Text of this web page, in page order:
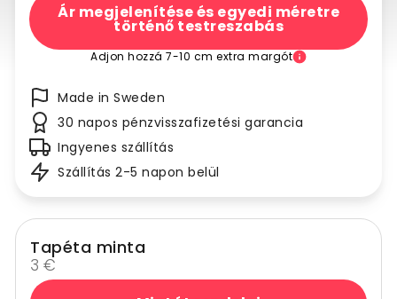
Ár megjelenítése és egyedi méretre
történő testreszabás
Adjon hozzá 7-10 cm extra margót
Made in Sweden
30 napos pénzvisszafizetési garancia
Ingyenes szállítás
Szállítás 2-5 napon belül
Tapéta minta
3 €